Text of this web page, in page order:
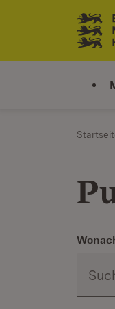
Zum Inhalt
Link